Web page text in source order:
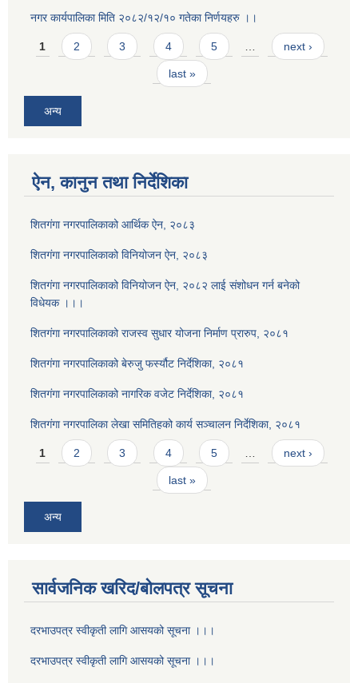
नगर कार्यपालिका मिति २०८२/१२/१० गतेका निर्णयहरु ।।
Pages
1 2 3 4 5 … next ›
last »
अन्य
ऐन, कानुन तथा निर्देशिका
शितगंगा नगरपालिकाको आर्थिक ऐन, २०८३
शितगंगा नगरपालिकाको विनियोजन ऐन, २०८३
शितगंगा नगरपालिकाको विनियोजन ऐन, २०८२ लाई संशोधन गर्न बनेको
विधेयक ।।।
शितगंगा नगरपालिकाको राजस्व सुधार योजना निर्माण प्रारुप, २०८१
शितगंगा नगरपालिकाको बेरुजु फर्स्यौट निर्देशिका, २०८१
शितगंगा नगरपालिकाको नागरिक वजेट निर्देशिका, २०८१
शितगंगा नगरपालिका लेखा समितिहको कार्य सञ्चालन निर्देशिका, २०८१
Pages
1 2 3 4 5 next ›
last »
अन्य
सार्वजनिक खरिद/बोलपत्र सूचना
दरभाउपत्र स्वीकृती लागि आसयको सूचना ।।।
दरभाउपत्र स्वीकृती लागि आसयको सूचना ।।।